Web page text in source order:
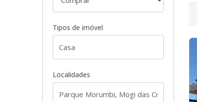
Tipos de imóvel
Localidades